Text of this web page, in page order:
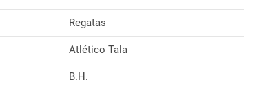
Regatas
Atlético Tala
B.H.